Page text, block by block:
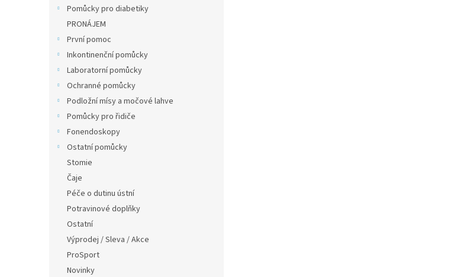
Pomůcky pro diabetiky
PRONÁJEM
První pomoc
Inkontinenční pomůcky
Laboratorní pomůcky
Ochranné pomůcky
Podložní mísy a močové lahve
Pomůcky pro řidiče
Fonendoskopy
Ostatní pomůcky
Stomie
Čaje
Péče o dutinu ústní
Potravinové doplňky
Ostatní
Výprodej / Sleva / Akce
ProSport
Novinky